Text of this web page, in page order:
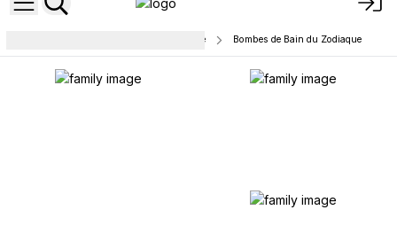
Bombes de bain - Prêtes à la vente Bombes de Bain du Zodiaque